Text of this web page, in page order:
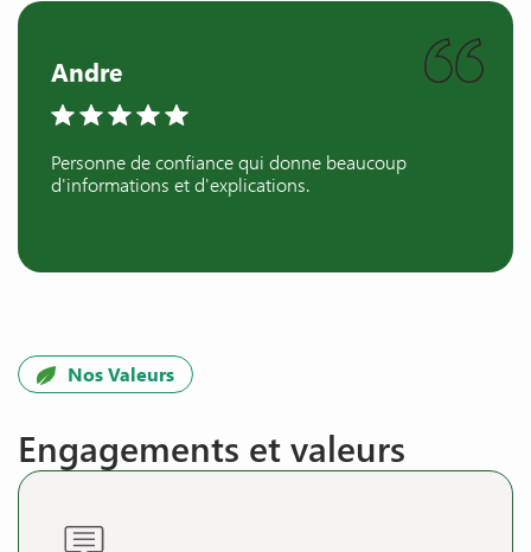
Andre
Personne de confiance qui donne beaucoup
d'informations et d'explications.
Nos Valeurs
Engagements et valeurs